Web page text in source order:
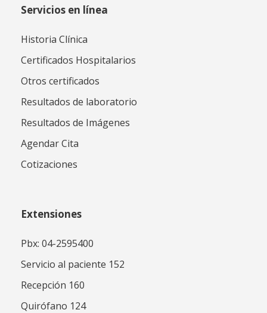
Servicios en línea
Historia Clínica
Certificados Hospitalarios
Otros certificados
Resultados de laboratorio
Resultados de Imágenes
Agendar Cita
Cotizaciones
Extensiones
Pbx: 04-2595400
Servicio al paciente 152
Recepción 160
Quirófano 124